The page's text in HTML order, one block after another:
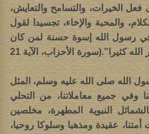
الخيرات، والتسامح والتعايش،
والمحبة والإخاء، تجسيدا لقول
في رسول الله إسوة حسنة لمن كان
يرجو الله واليوم الآخر وذكر الله كثيرا”.(سورة الأحزاب، الآية 21
الله صلى الله عليه وسلم، المثل
وفي جميع معاملاتنا، من التحلي
النبوية المطهرة، مخلصين
أمتنا، عقيدة ومذهبا وسلوكا روحيا،